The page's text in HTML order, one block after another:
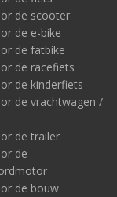
de scooter
de e-bike
de fatbike
de racefiets
de kinderfiets
de vrachtwagen /
de trailer
de
de bouw